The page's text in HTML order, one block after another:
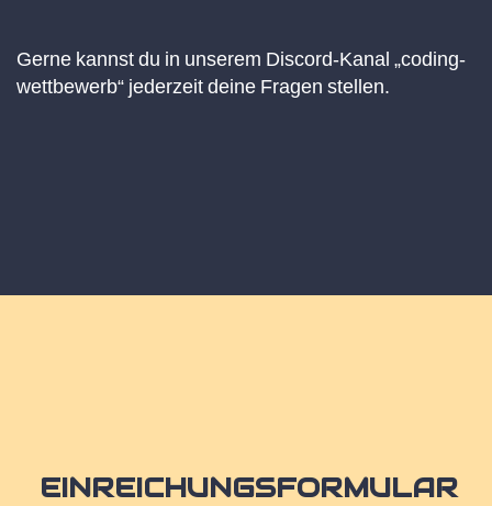
Gerne kannst du in unserem Discord-Kanal „coding-
wettbewerb“ jederzeit deine Fragen stellen.
EINREICHUNGSFORMULAR